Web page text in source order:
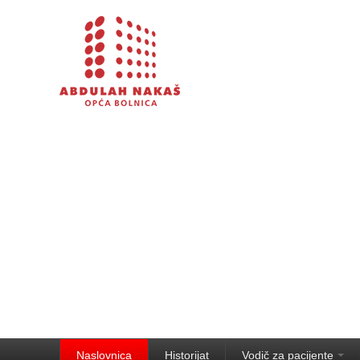
Naslovnica Historijat Vodič za pacijente